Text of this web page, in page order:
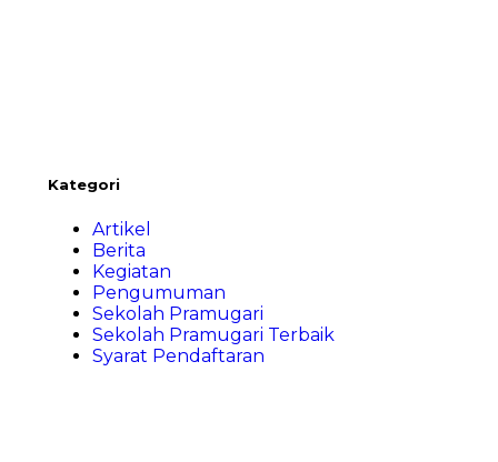
Kategori
Artikel
Berita
Kegiatan
Pengumuman
Sekolah Pramugari
Sekolah Pramugari Terbaik
Syarat Pendaftaran